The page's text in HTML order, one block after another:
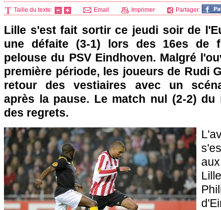
Taille du texte: Email Imprimer Partager:
Lille s'est fait sortir ce jeudi soir de
une défaite (3-1) lors des 16es de
pelouse du PSV Eindhoven. Malgré
première période, les joueurs de Rudi
retour des vestiaires avec un
après la pause. Le match nul (2-2) du
des regrets.
Lille